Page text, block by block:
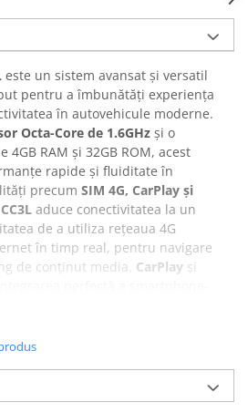
este un sistem avansat și versatil
pentru a îmbunătăți experiența
în autovehicule moderne.
Octa-Core de 1.6GHz și o
4GB RAM și 32GB ROM, acest
rapide și fluiditate în
precum SIM 4G, CarPlay și
aduce conectivitatea la un
de a utiliza rețeaua 4G
în timp real, pentru navigare
de conținut media. CarPlay și
al mașinii, oferind acces la
și apeluri cu o interfață
În plus,
în interiorul mașinii.
veți experimenta un sunet mai